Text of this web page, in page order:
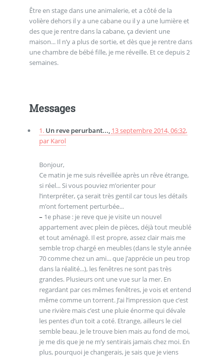
Être en stage dans une animalerie, et a côté de la
volière dehors il y a une cabane ou il y a une lumière et
des que je rentre dans la cabane, ça devient une
maison... Il n’y a plus de sortie, et dès que je rentre dans
une chambre de bébé fille, je me réveille. Et ce depuis 2
semaines.
Messages
1. Un reve perurbant..., 13 septembre 2014, 06:32,
par Karol
Bonjour,
Ce matin je me suis réveillée après un rêve étrange,
si réel... Si vous pouviez m’orienter pour
l’interpréter, ça serait très gentil car tous les détails
m’ont fortement perturbée...
– 1e phase : je reve que je visite un nouvel
appartement avec plein de pièces, déjà tout meublé
et tout aménagé. Il est propre, assez clair mais me
semble trop chargé en meubles (dans le style année
70 comme chez un ami... que j’apprécie un peu trop
dans la réalité...), les fenêtres ne sont pas très
grandes. Plusieurs ont une vue sur la mer. En
regardant par ces mêmes fenêtres, je vois et entend
même comme un torrent. J’ai l’impression que c’est
une rivière mais c’est une pluie énorme qui dévale
les pentes d’un toit a coté. Etrange, ailleurs le ciel
semble beau. Je le trouve bien mais au fond de moi,
je me dis que je ne m’y sentirais jamais chez moi. En
plus, pourquoi je changerais, je sais que je viens